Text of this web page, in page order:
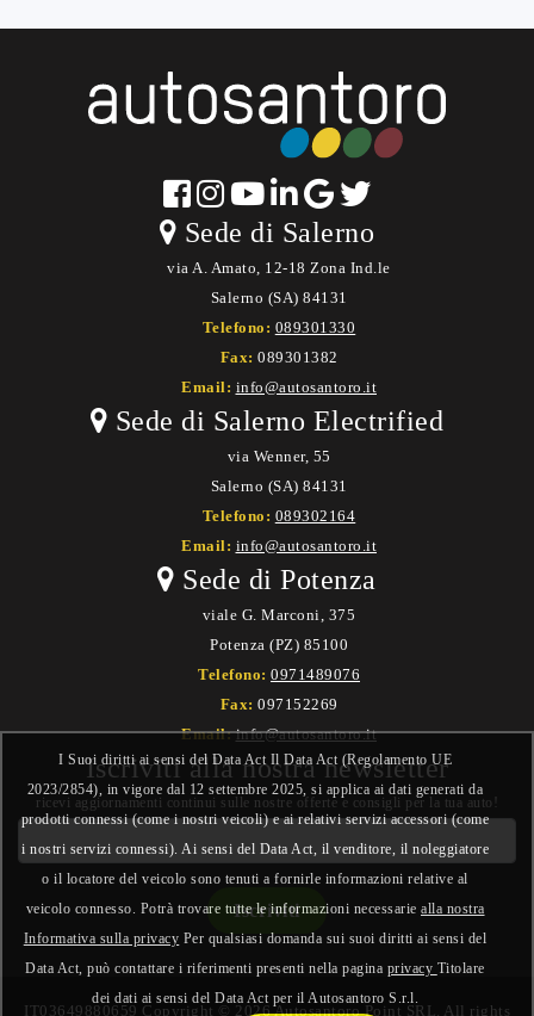
Sede di Salerno
via A. Amato, 12-18 Zona Ind.le
Salerno (SA) 84131
Telefono: 089301330
Fax: 089301382
Email: info@autosantoro.it
Sede di Salerno Electrified
via Wenner, 55
Salerno (SA) 84131
Telefono: 089302164
Email: info@autosantoro.it
Sede di Potenza
viale G. Marconi, 375
Potenza (PZ) 85100
Telefono: 0971489076
Fax: 097152269
Email:info@autosantoro.it
Iscriviti alla nostra newsletter
ricevi aggiornamenti continui sulle nostre offerte e consigli per la tua auto!
IT03649880659 Copyright © 2026 Autosantoro Point SRL. All rights
I Suoi diritti ai sensi del Data Act Il Data Act (Regolamento UE
2023/2854), in vigore dal 12 settembre 2025, si applica ai dati generati da
prodotti connessi (come i nostri veicoli) e ai relativi servizi accessori (come
i nostri servizi connessi). Ai sensi del Data Act, il venditore, il noleggiatore
o il locatore del veicolo sono tenuti a fornirle informazioni relative al
veicolo connesso. Potrà trovare tutte le informazioni necessarie alla nostra
Informativa sulla privacy Per qualsiasi domanda sui suoi diritti ai sensi del
Data Act, può contattare i riferimenti presenti nella pagina privacy Titolare
dei dati ai sensi del Data Act per il Autosantoro S.r.l.